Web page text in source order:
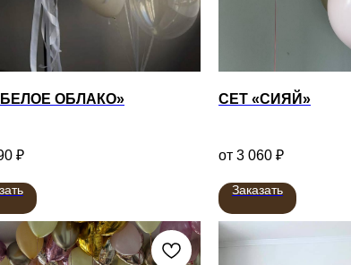
ОБЛАКО»
₽
СЕТ «СИЯЙ»
3 060 ₽
Заказать